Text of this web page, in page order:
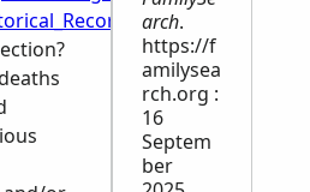
arch.
https://f
amilysea
rch.org :
16
Septem
ber